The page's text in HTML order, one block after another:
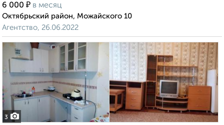
6 000 ₽ в месяц
Октябрьский район, Можайского 10
Агентство, 26.06.2022
3